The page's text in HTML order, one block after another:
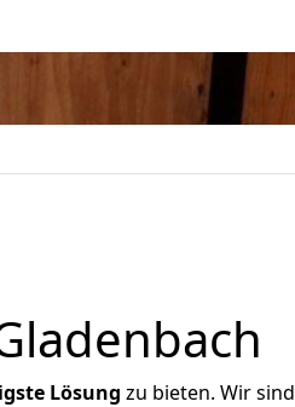
Lösung zu bieten. Wir sind